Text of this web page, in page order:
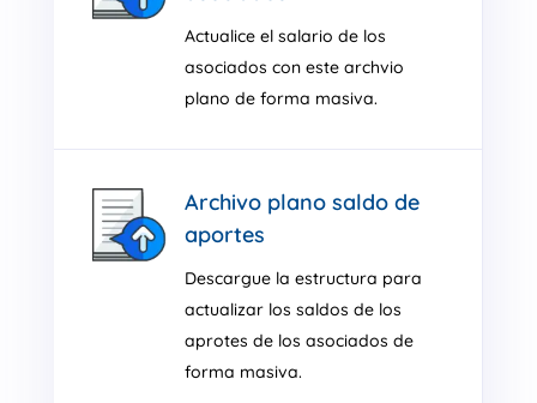
Actualice el salario de los
asociados con este archvio
plano de forma masiva.
Archivo plano saldo de
aportes
Descargue la estructura para
actualizar los saldos de los
aprotes de los asociados de
forma masiva.